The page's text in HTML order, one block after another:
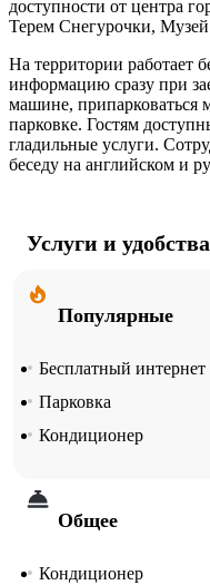
доступности от центра
Терем Снегурочки,
На территории работает
информацию сразу при
машине, припарковаться
парковке. Гостям
гладильные услуги.
беседу на английском и
Услуги и удобства
Популярные
Бесплатный интернет
Парковка
Кондиционер
Общее
Кондиционер